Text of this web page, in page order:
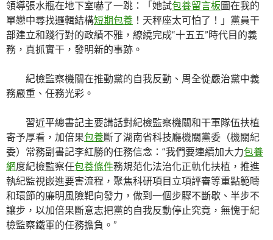
領導張水瓶在地下室嚇了一跳：「她試包養留言板圖在我的
單戀中尋找邏輯結構短期包養 ！天秤座太可怕了！」黨員干
部建立和踐行對的政績不雅，繚繞完成“十五五”時代目的義
務，真抓實干，發明新的事跡。
紀檢監察機關在推動黨的自我反動、周全從嚴治黨中義
務嚴重、任務光彩。
習近平總書記主要講話對紀檢監察機關和干軍隊伍扶植
寄予厚看，加倍果包養斷了湖南省科技廳機關黨委（機關紀
委）常務副書記李紅勝的任務信念：“我們要連續加大力包養
網度紀檢監察任包養條件務規范化法治化正軌化扶植，推進
執紀監視嵌進要害流程，聚焦科研項目立項評審等重點範疇
和環節的廉明風險靶向發力，做到一個步驟不斷歇、半步不
讓步，以加倍果斷意志把黨的自我反動停止究竟，無愧于紀
檢監察鐵軍的任務擔負。”